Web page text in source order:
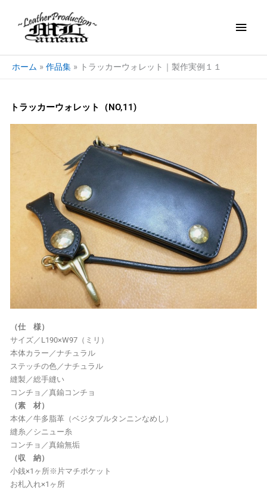
キ
ホーム 作品集 トラッカーウォレット｜製作実例１１
トラッカーウォレット（NO,11)
（仕 様）
サイズ／L190×W97（ミリ）
本体カラー／ナチュラル
ステッチの色／ナチュラル
縫製／総手縫い
コンチョ／真鍮コンチョ
（素 材）
本体／牛多脂革（ベジタブルタンニンなめし）
縫糸／シニュー糸
コンチョ／真鍮無垢
（収 納）
小銭×1ヶ所※片マチポケット
お札入れ×1ヶ所